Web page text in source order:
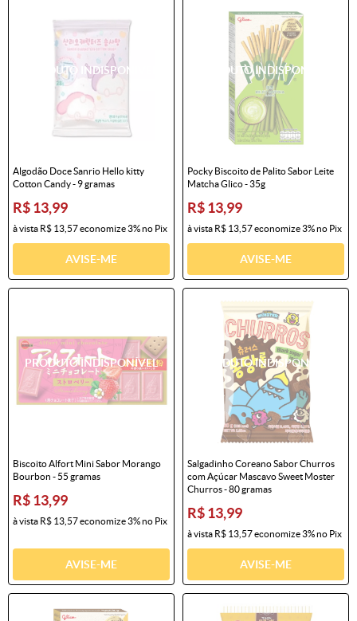
Algodão Doce Sanrio Hello kitty
Cotton Candy - 9 gramas
R$ 13,99
à vista R$ 13,57economize3%no Pix
AVISE-ME
Pocky Biscoito de Palito Sabor Leite
Matcha Glico - 35g
R$ 13,99
à vista R$ 13,57economize3%no Pix
AVISE-ME
Biscoito Alfort Mini Sabor Morango
Bourbon - 55 gramas
R$ 13,99
à vista R$ 13,57economize3%no Pix
AVISE-ME
Salgadinho Coreano Sabor Churros
com Açúcar Mascavo Sweet Moster
Churros - 80 gramas
R$ 13,99
à vista R$ 13,57economize3%no Pix
AVISE-ME